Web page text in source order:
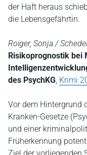
der Haft heraus
die Lebensgefährtin.
Roiger, Sonja /
Risikoprognostik bei
des PsychKG Krimi
Vor dem Hintergrund
Kranken-Gesetze
und einer
Früherkennung
Ziel der vorliegenden